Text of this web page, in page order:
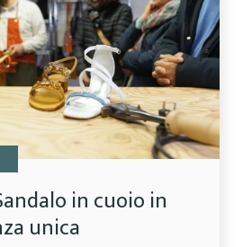
in cuoio in
unica